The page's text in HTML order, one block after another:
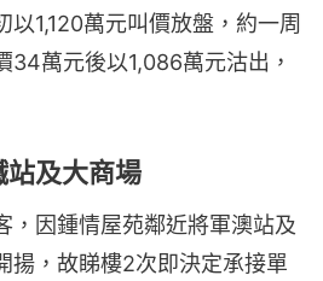
以1,120萬元叫價放盤，約一周
34萬元後以1,086萬元沽出，
站及大商場
，因鍾情屋苑鄰近將軍澳站及
揚，故睇樓2次即決定承接單